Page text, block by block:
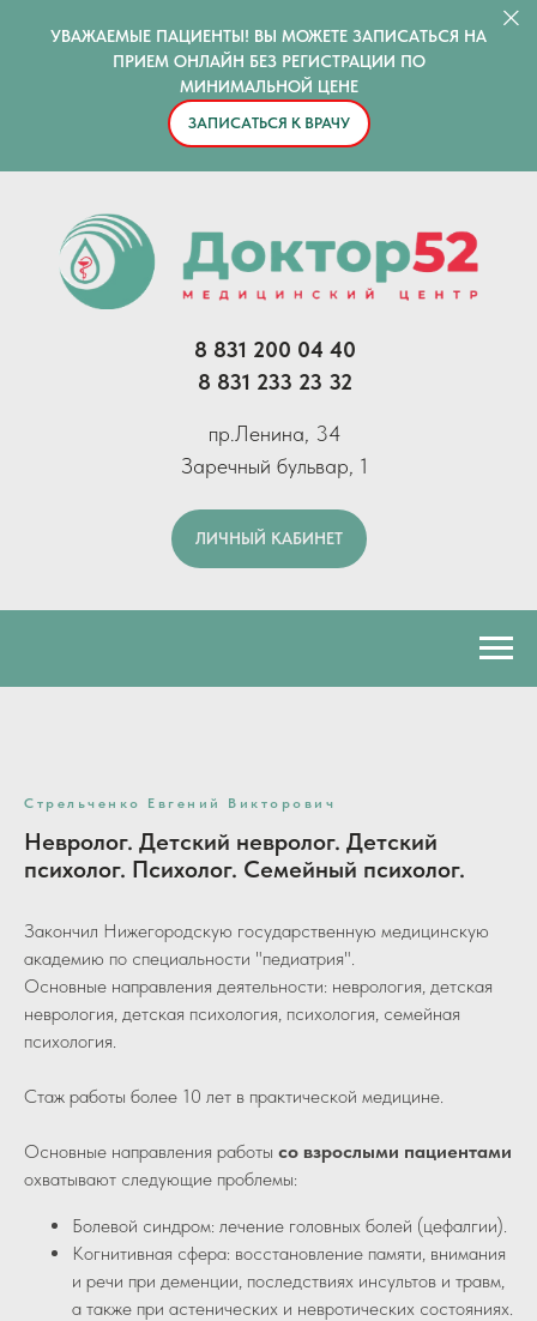
УВАЖАЕМЫЕ ПАЦИЕНТЫ! ВЫ МОЖЕТЕ ЗАПИСАТЬСЯ НА
ПРИЕМ ОНЛАЙН БЕЗ РЕГИСТРАЦИИ ПО
МИНИМАЛЬНОЙ ЦЕНЕ
ЗАПИСАТЬСЯ К ВРАЧУ
8 831 200 04 40
8 831 233 23 32
пр.Ленина, 34
Заречный бульвар, 1
ЛИЧНЫЙ КАБИНЕТ
Стрельченко Евгений Викторович
Невролог. Детский невролог. Детский
психолог. Психолог. Семейный психолог.
Закончил Нижегородскую государственную медицинскую
академию по специальности "педиатрия".
Основные направления деятельности: неврология, детская
неврология, детская психология, психология, семейная
психология.
Стаж работы более 10 лет в практической медицине.
Основные направления работы со взрослыми пациентами
охватывают следующие проблемы:
Болевой синдром: лечение головных болей (цефалгии).
Когнитивная сфера: восстановление памяти, внимания
и речи при деменции, последствиях инсультов и травм,
а также при астенических и невротических состояниях.